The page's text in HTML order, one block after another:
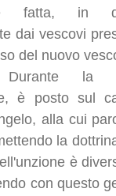
fatta, in
dai vescovi
del nuovo
Durante la
è posto sul
alla cui
la
è
con questo